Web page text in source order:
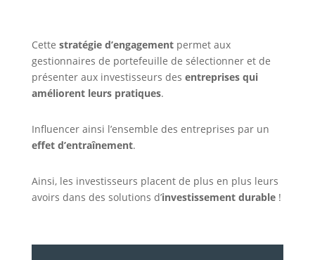
Cette stratégie d’engagementpermet aux
gestionnaires de portefeuille de sélectionner et de
présenter aux investisseurs des entreprises qui
améliorent leurs pratiques.
Influencer ainsi l’ensemble des entreprises par un
effet d’entraînement.
Ainsi, les investisseurs placent de plus en plus leurs
avoirs dans des solutions d’investissement durable !